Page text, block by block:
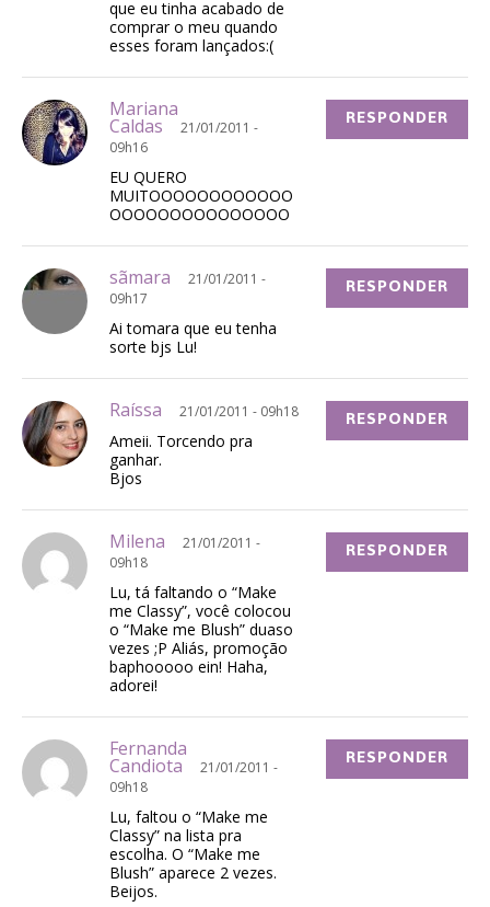
que eu tinha acabado de
comprar o meu quando
esses foram lançados:(
Mariana
Caldas
21/01/2011 -
09h16
EU QUERO
MUITOOOOOOOOOOOO
OOOOOOOOOOOOOOO
RESPONDER
sãmara
21/01/2011 -
09h17
Ai tomara que eu tenha
sorte bjs Lu!
RESPONDER
Raíssa 21/01/2011 - 09h18
Ameii. Torcendo pra
ganhar.
Bjos
RESPONDER
Milena
21/01/2011 -
09h18
Lu, tá faltando o “Make
me Classy”, você colocou
o “Make me Blush” duaso
vezes ;P Aliás, promoção
baphooooo ein! Haha,
adorei!
RESPONDER
Fernanda
Candiota
21/01/2011 -
09h18
Lu, faltou o “Make me
Classy” na lista pra
escolha. O “Make me
Blush” aparece 2 vezes.
Beijos.
RESPONDER